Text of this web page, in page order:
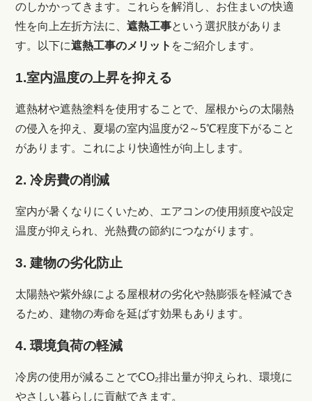
のしかかってきます。 これらを解消し、お住まいの快適
性を向上左折方法に、遮熱工事という選択肢がありま
す。
以下に遮熱工事のメリット をご紹介します。
1.室内温度の上昇を抑える
遮熱材や遮熱塗料を使用することで、屋根からの太陽熱
の侵入を抑え、夏場の室内温度が2～5℃程度下がること
があります。これにより快適性が向上します。
2. 冷房費の削減
室内が暑くなりにくいため、エアコンの使用頻度や設定
温度が抑えられ、光熱費の節約につながります。
3. 建物の劣化防止
太陽熱や紫外線による屋根材の劣化や熱膨張を軽減でき
るため、建物の寿命を延ばす効果もあります。
4. 環境負荷の軽減
冷房の使用が減ることでCO₂排出量が抑えられ、環境に
やさしい暮らしに貢献できます。